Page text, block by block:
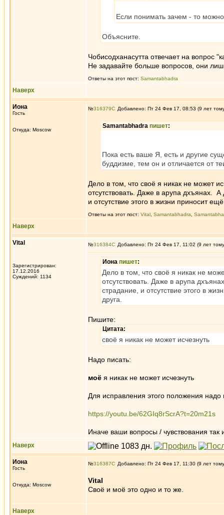
Если понимать зачем - то
Объясните.
Чобисодханасутта отвечает на вопрос
Не задавайте больше вопросов, они
Ответы на этот пост: Samantabhadra
Наверх
Иона
Гость
Откуда: Moscow
№316379 Добавлено: Пт 24 Фев 17, 08:53 (9 лет
Samantabhadra пишет:
Пока есть ваше Я, есть и другие
буддизме, тем он и отличается от
Дело в том, что своё я никак не может
отсутствовать. Даже в арупа дхъянах.
и отсутствие этого в жизни приносит
Ответы на этот пост: Vital Samantabhadra
Наверх
Vital
Зарегистрирован:
17.12.2016
Суждений: 1134
№316384 Добавлено: Пт 24 Фев 17, 11:02 (9 лет
Иона пишет:
Дело в том, что своё я никак не
отсутствовать. Даже в арупа
страдание, и отсутствие этого в
друга.
Пишите:
Цитата:
своё я никак не может исчезнуть
Надо писать:
моё я никак не может исчезнуть
Для исправления этого положения
https://youtu.be/62GIq8rScrA?t=20m21s
Иначе ваши вопросы / чувствования так
Наверх
Иона
Гость
Откуда: Moscow
№316387 Добавлено: Пт 24 Фев 17, 11:30 (9 лет
Vital
Своё и моё это одно и то же.
Наверх